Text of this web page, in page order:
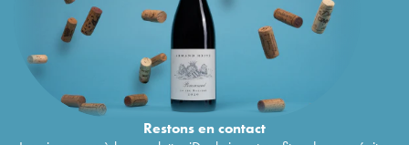
Restons encontact